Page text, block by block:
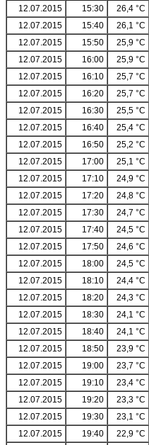
12.07.2015
15:30 26,4 °C
12.07.2015
15:40 26,1 °C
12.07.2015
15:50 25,9 °C
12.07.2015
16:00 25,9 °C
12.07.2015
16:10 25,7 °C
12.07.2015
16:20 25,7 °C
12.07.2015
16:30 25,5 °C
12.07.2015
16:40 25,4 °C
12.07.2015
16:50 25,2 °C
12.07.2015
17:00 25,1 °C
12.07.2015
17:10 24,9 °C
12.07.2015
17:20 24,8 °C
12.07.2015
17:30 24,7 °C
12.07.2015
17:40 24,5 °C
12.07.2015
17:50 24,6 °C
12.07.2015
18:00 24,5 °C
12.07.2015
18:10 24,4 °C
12.07.2015
18:20 24,3 °C
12.07.2015
18:30 24,1 °C
12.07.2015
18:40 24,1 °C
12.07.2015
18:50 23,9 °C
12.07.2015
19:00 23,7 °C
12.07.2015
19:10 23,4 °C
12.07.2015
19:20 23,3 °C
12.07.2015
19:30 23,1 °C
12.07.2015
19:40 22,9 °C